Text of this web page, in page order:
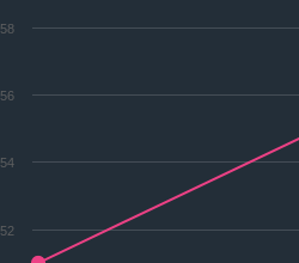
52
54
56
58